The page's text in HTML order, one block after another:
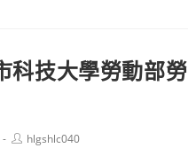
科技大學勞動部
Posthlgshlc040